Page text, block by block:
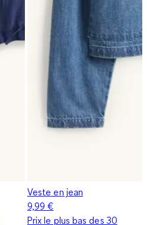
Veste en jean
9,99 €
Prix le plus bas des 30